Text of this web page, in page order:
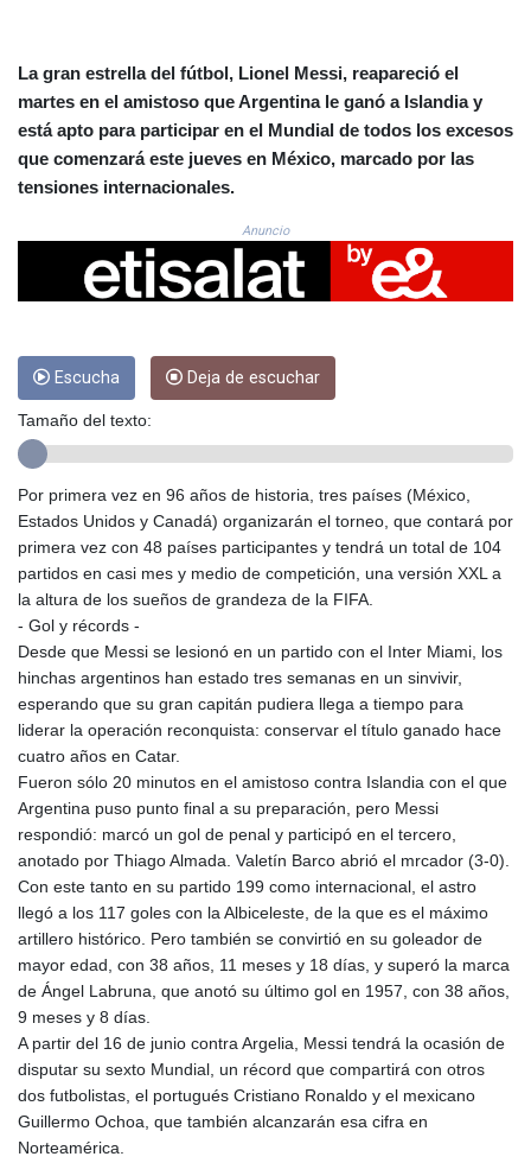
CZK 24.201154
DJF 205.338828
DKK 7.47541
DZD 153.530983
ERN 17.322822
ETB 186.117873
FJD 2.553963
FKP 0.857848
GEL 3.019946
GGP 0.857848
GHS 13.520339
GMD 84.878181
GNF 10128.411837
GTQ 8.795715
GYD 241.227629
HKD 9.058306
HNL 30.907112
HTG 150.767698
HUF 362.223087
IDR 20682.294394
ILS 3.477385
INR 109.932764
IQD 1510.627108
IRR
1587694.361999
ISK 141.792902
JEP 0.857848
JMD 183.243508
JOD 0.818791
JPY 182.181232
KES 149.439303
KGS 100.991685
KHR 4673.518854
KMF 493.12343
KRW 1638.640772
La gran estrella del fútbol, Lionel Messi, reapareció el
martes en el amistoso que Argentina le ganó a Islandia y
está apto para participar en el Mundial de todos los excesos
que comenzará este jueves en México, marcado por las
tensiones internacionales.
Anuncio
Escucha Deja de escuchar
Tamaño del texto:
Por primera vez en 96 años de historia, tres países (México,
Estados Unidos y Canadá) organizarán el torneo, que contará por
primera vez con 48 países participantes y tendrá un total de 104
partidos en casi mes y medio de competición, una versión XXL a
la altura de los sueños de grandeza de la FIFA.
- Gol y récords -
Desde que Messi se lesionó en un partido con el Inter Miami, los
hinchas argentinos han estado tres semanas en un sinvivir,
esperando que su gran capitán pudiera llega a tiempo para
liderar la operación reconquista: conservar el título ganado hace
cuatro años en Catar.
Fueron sólo 20 minutos en el amistoso contra Islandia con el que
Argentina puso punto final a su preparación, pero Messi
respondió: marcó un gol de penal y participó en el tercero,
anotado por Thiago Almada. Valetín Barco abrió el mrcador (3-0).
Con este tanto en su partido 199 como internacional, el astro
llegó a los 117 goles con la Albiceleste, de la que es el máximo
artillero histórico. Pero también se convirtió en su goleador de
mayor edad, con 38 años, 11 meses y 18 días, y superó la marca
de Ángel Labruna, que anotó su último gol en 1957, con 38 años,
9 meses y 8 días.
A partir del 16 de junio contra Argelia, Messi tendrá la ocasión de
disputar su sexto Mundial, un récord que compartirá con otros
dos futbolistas, el portugués Cristiano Ronaldo y el mexicano
Guillermo Ochoa, que también alcanzarán esa cifra en
Norteamérica.